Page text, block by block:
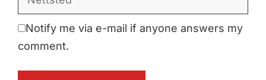
Notify me via e-mail if anyone answers my
comment.